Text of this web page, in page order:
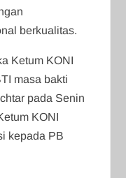
berkualitas.
Ketum KONI
masa bakti
pada Senin
KONI
kepada PB